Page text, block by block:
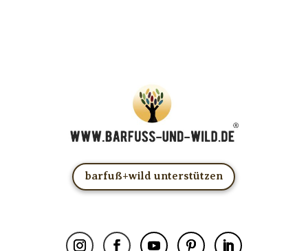
barfuß+wild unterstützen